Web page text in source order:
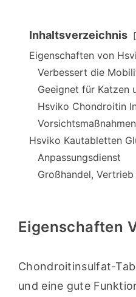
Inhaltsverzeichnis
Eigenschaften von
Verbessert die
Geeignet für Katzen
Hsviko Chondroitin
Vorsichtsmaßnahmen
Hsviko Kautabletten
Anpassungsdienst
Großhandel,
Eigenschaften
Chondroitinsulfat-
und eine gute